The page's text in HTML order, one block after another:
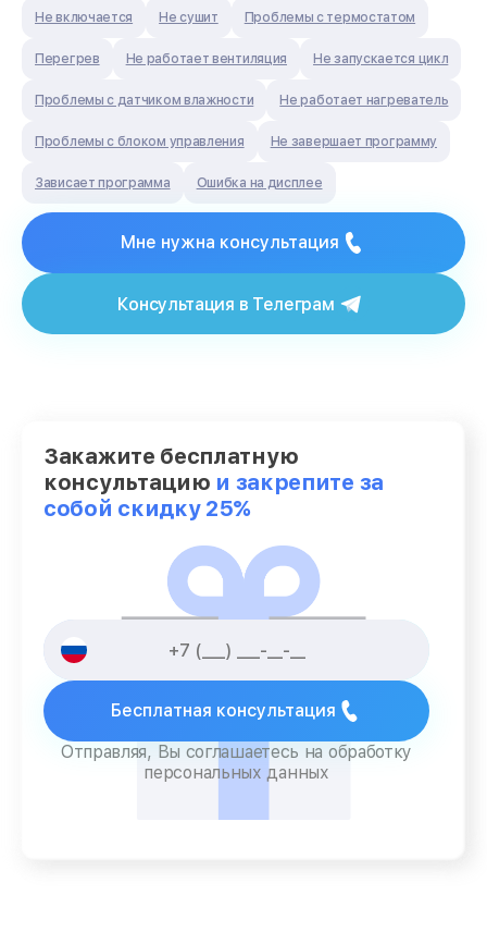
Не включается Не сушит Проблемы с термостатом
Перегрев Не работает вентиляция Не запускается цикл
Проблемы с датчиком влажности Не работает нагреватель
Проблемы с блоком управления Не завершает программу
Зависает программа Ошибка на дисплее
Мне нужна консультация
Консультация в Телеграм
Закажите бесплатную
консультацию и закрепите за
собой скидку 25%
Бесплатная консультация
Отправляя, Вы соглашаетесь на обработку
персональных данных